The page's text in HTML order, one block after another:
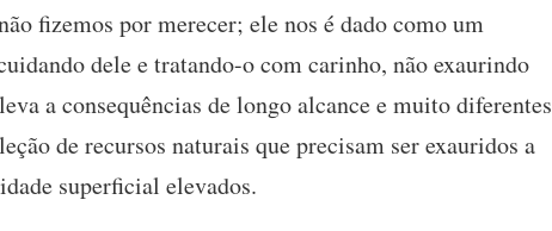
fizemos por merecer; ele nos é dado como um
dele e tratando-o com carinho, não exaurindo
a consequências de longo alcance e muito diferentes
de recursos naturais que precisam ser exauridos a
superficial elevados.